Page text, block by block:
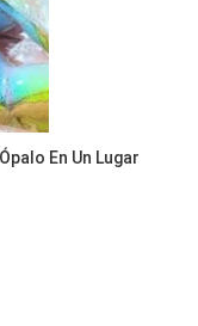
En Un Lugar